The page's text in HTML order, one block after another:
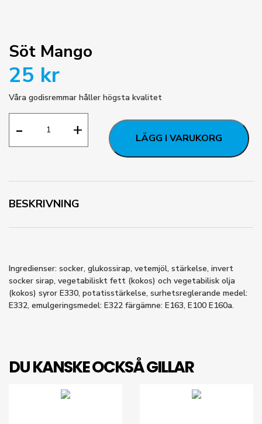
Söt Mango
25 kr
Våra godisremmar håller högsta kvalitet
-
Mango
antal
+ LÄGG I VARUKORG
BESKRIVNING
Ingredienser: socker, glukossirap, vetemjöl, stärkelse, invert
socker sirap, vegetabiliskt fett (kokos) och vegetabilisk olja
(kokos) syror E330, potatisstärkelse, surhetsreglerande medel:
E332, emulgeringsmedel: E322 färgämne: E163, E100 E160a.
DU KANSKE OCKSÅ GILLAR